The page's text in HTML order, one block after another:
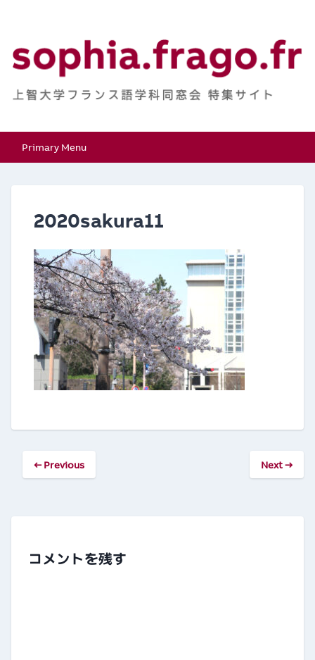
上智大学フランス語学
科同窓会
Primary Menu
2020sakura11
← Previous Next →
コメントを残す